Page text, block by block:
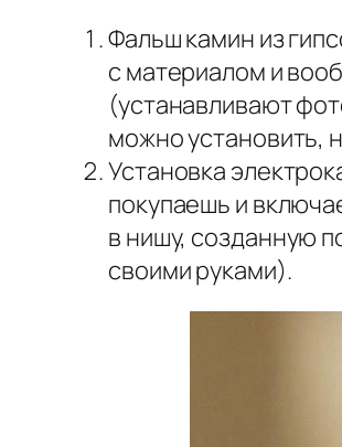
Фальш камин из
с материалом и
(устанавливают
можно установить,
Установка
покупаешь и
в нишу, созданную
своими руками).